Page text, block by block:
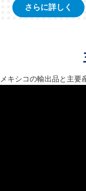
さらに詳しく
メキシコの輸出品と主要